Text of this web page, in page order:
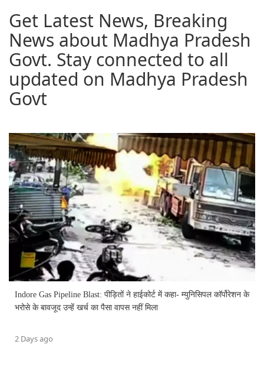
Get Latest News, Breaking
News about Madhya Pradesh
Govt. Stay connected to all
updated on Madhya Pradesh
Govt
Indore Gas Pipeline Blast: पीड़ितों ने हाईकोर्ट में कहा- म्युनिसिपल कॉर्पोरेशन के
भरोसे के बावजूद उन्हें खर्च का पैसा वापस नहीं मिला
2 Days ago